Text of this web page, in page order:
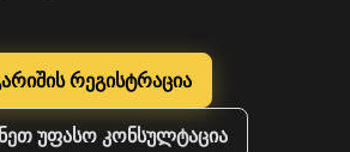
რეგისტრაცია
უფასო კონსულტაცია